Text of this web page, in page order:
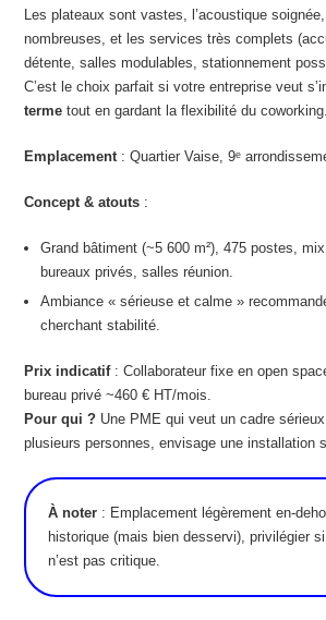
Les plateaux sont vastes, l’acoustique
nombreuses, et les services très complets
détente, salles modulables, stationnement
C’est le choix parfait si votre entreprise veut
terme tout en gardant la flexibilité du coworking.
Emplacement : Quartier Vaise, 9ᵉ
Concept & atouts :
Grand bâtiment (~5 600 m²), 475 postes,
bureaux privés, salles réunion.
Ambiance « sérieuse et calme »
cherchant stabilité.
Prix indicatif: Collaborateur fixe en open
bureau privé ~460 € HT/mois.
Pour qui ? Une PME qui veut un cadre
plusieurs personnes, envisage une installation
À noter : Emplacement légèrement en-
historique (mais bien desservi), privilégier
n’est pas critique.